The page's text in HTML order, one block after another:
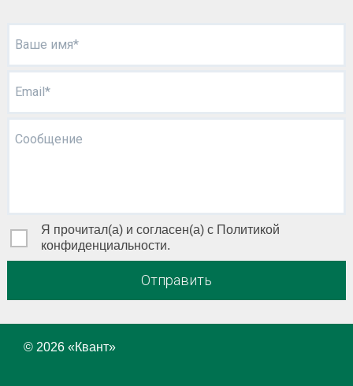
Ваше имя*
Email*
Сообщение
Я прочитал(а) и согласен(а) с Политикой
конфиденциальности.
Отправить
© 2026 «Квант»